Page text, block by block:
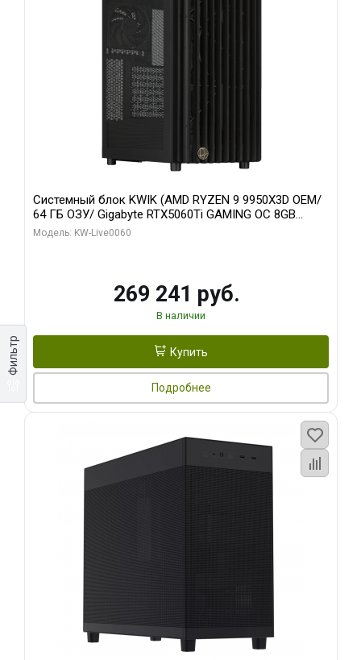
Фильтр
Системный блок KWIK (AMD RYZEN 9 9950X3D OEM/
64 ГБ ОЗУ/ Gigabyte RTX5060Ti GAMING OC 8GB
GDDR7 128bit 3xDP H/ 1 ТБ SSD)
Модель: KW-Live0060
269 241 руб.
В наличии
Купить
Подробнее